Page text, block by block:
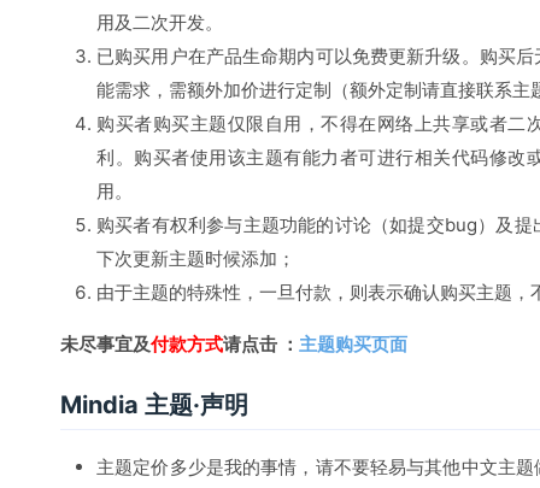
用及二次开发。
已购买用户在产品生命期内可以免费更新升级。购买
能需求，需额外加价进行定制（额外定制请直接联系主
购买者购买主题仅限自用，不得在网络上共享或者二
利。购买者使用该主题有能力者可进行相关代码修改
用。
购买者有权利参与主题功能的讨论（如提交bug）及
下次更新主题时候添加；
由于主题的特殊性，一旦付款，则表示确认购买主题，
未尽事宜及付款方式请点击 ： 主题购买页面
Mindia 主题·声明
主题定价多少是我的事情，请不要轻易与其他中文主